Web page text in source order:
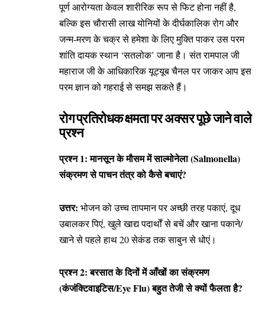
पूर्ण आरोग्यता केवल शारीरिक रूप से फिट होना नहीं है,
बल्कि इस चौरासी लाख योनियों के दीर्घकालिक रोग और
जन्म-मरण के चक्र से हमेशा के लिए मुक्ति पाकर उस परम
शांति दायक स्थान ‘सतलोक’ जाना है। संत रामपाल जी
महाराज जी के आधिकारिकयूट्यूब चैनलपर जाकर आप इस
परम ज्ञान को गहराई से समझ सकते हैं।
रोग प्रतिरोधक क्षमता पर अक्सर पूछे जाने वाले
प्रश्न
प्रश्न 1: मानसून के मौसम में साल्मोनेला (Salmonella)
संक्रमण से पाचन तंत्र को कैसे बचाएं?
उत्तर: भोजन को उच्च तापमान पर अच्छी तरह पकाएं, दूध
उबालकर पिएं, खुले खाद्य पदार्थों से बचें और खाना पकाने/
खाने से पहले हाथ 20 सेकंड तक साबुन से धोएं।
प्रश्न 2: बरसात के दिनों में आँखों का संक्रमण
(कंजंक्टिवाइटिस/Eye Flu) बहुत तेजी से क्यों फैलता है?